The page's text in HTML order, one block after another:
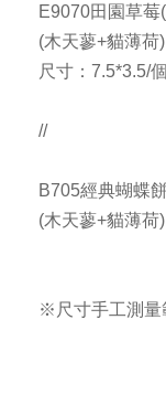
E9070田園草莓
(木天蓼+貓薄荷)
尺寸：7.5*3.5/個
//
B705經典蝴蝶
(木天蓼+貓薄荷)
※尺寸手工測量